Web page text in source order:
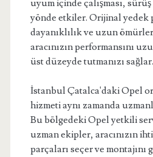
uyum içinde çalışması,
yönde etkiler. Orijinal yedek
dayanıklılık ve uzun
aracınızın performansını
üst düzeyde tutmanızı sağlar.
İstanbul Çatalca'daki Opel
hizmeti aynı zamanda
Bu bölgedeki Opel yetkili
uzman ekipler, aracınızın
parçaları seçer ve